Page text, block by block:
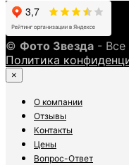
© Фото Звезда -
Политика
×
О компании
Отзывы
Контакты
Цены
Вопрос-Ответ